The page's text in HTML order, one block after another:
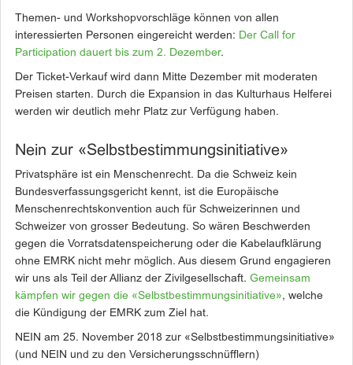
Themen- und Workshopvorschläge können von allen
interessierten Personen eingereicht werden: Der Call for
Participation dauert bis zum 2. Dezember.
Der Ticket-Verkauf wird dann Mitte Dezember mit moderaten
Preisen starten. Durch die Expansion in das Kulturhaus Helferei
werden wir deutlich mehr Platz zur Verfügung haben.
Nein zur «Selbstbestimmungsinitiative»
Privatsphäre ist ein Menschenrecht. Da die Schweiz kein
Bundesverfassungs­­gericht kennt, ist die Europäische
Menschenrechtskonvention auch für Schweizerinnen und
Schweizer von grosser Bedeutung. So wären Beschwerden
gegen die Vorratsdatenspeicherung oder die Kabelaufklärung
ohne EMRK nicht mehr möglich. Aus diesem Grund engagieren
wir uns als Teil der Allianz der Zivilgesellschaft. Gemeinsam
kämpfen wir gegen die «Selbstbestimmungsinitiative», welche
die Kündigung der EMRK zum Ziel hat.
NEIN am 25. November 2018 zur «Selbstbestimmungsinitiative»
(und NEIN und zu den Versicherungsschnüfflern)